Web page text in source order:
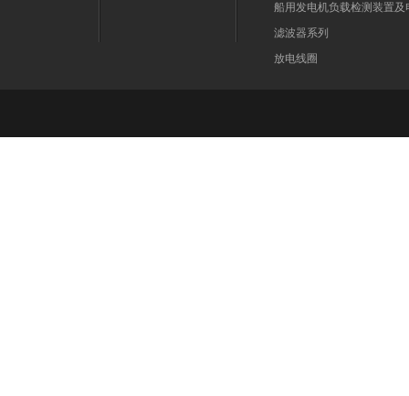
船用发电机负载检测装置及
滤波器系列
放电线圈